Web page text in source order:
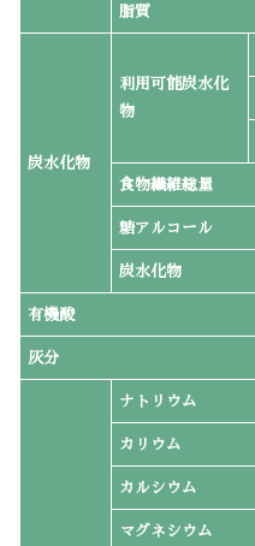
脂質
炭水化物
利用可能炭水化
物
食物繊維総量
糖アルコール
炭水化物
有機酸
灰分
ナトリウム
カリウム
カルシウム
マグネシウム